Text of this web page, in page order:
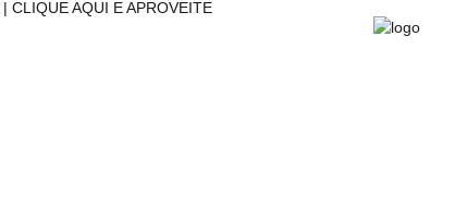
| CLIQUE AQUI E APROVEITE